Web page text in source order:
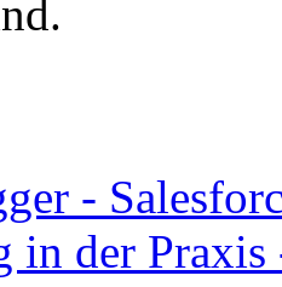
-
in der Praxis